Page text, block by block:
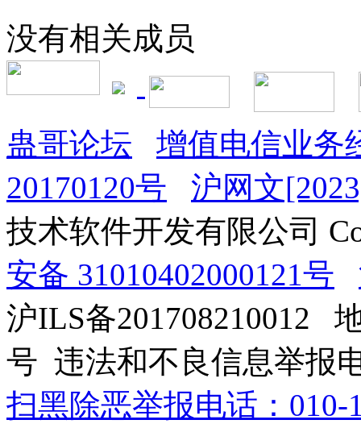
没有相关成员
蛊哥论坛
增值电信业务
20170120号
沪网文
技术软件开发有限公司
安备 31010402000121号
沪ILS备201708210012
号 违法和不良信息举报
扫黑除恶举报电话：010-